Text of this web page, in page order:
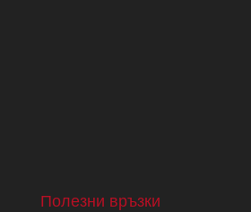
Полезни връзки